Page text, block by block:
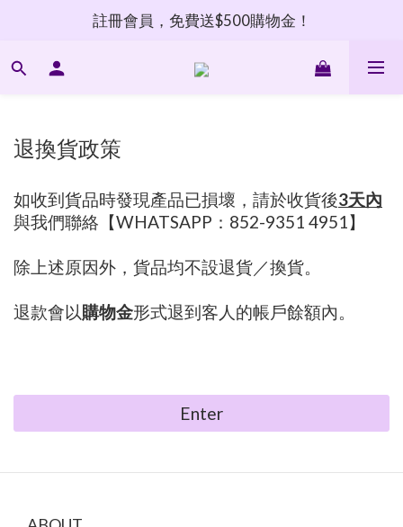
註冊會員，免費送$500購物金！
退換貨政策
如收到貨品時發現產品已損壞，請於收貨後3天內
與我們聯絡【WHATSAPP：852-9351 4951】
除上述原因外，貨品均不設退貨／換貨。
退款會以購物金形式退到客人的帳戶餘額內。
Enter